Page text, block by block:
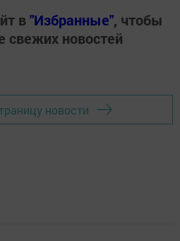
в"Избранные", чтобы
свежих новостей
новости